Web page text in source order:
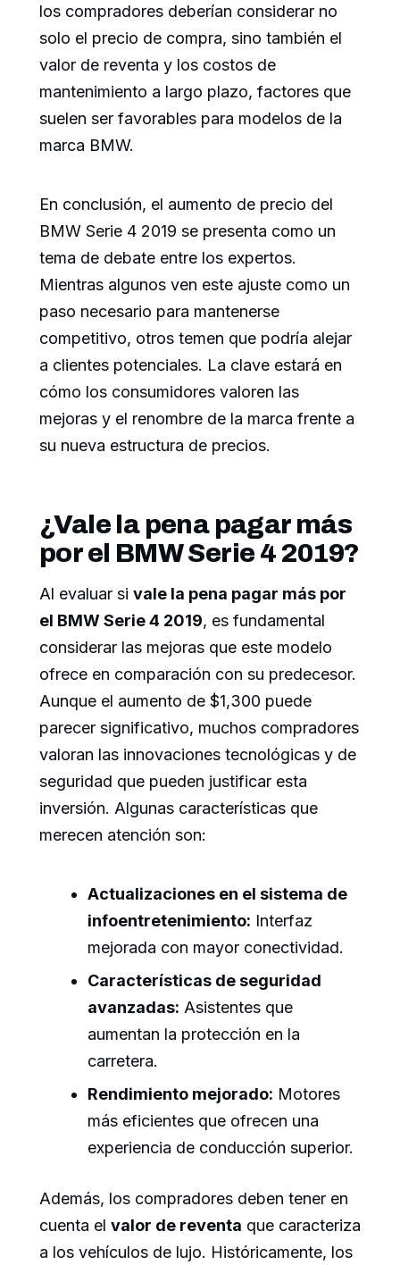
los compradores deberían considerar no
solo el precio de compra, sino también el
valor de reventa y los costos de
mantenimiento a largo plazo, factores que
suelen ser favorables para modelos de la
marca BMW.
En conclusión, el aumento de precio del
BMW Serie 4 2019 se presenta como un
tema de debate entre los expertos.
Mientras algunos ven este ajuste como un
paso necesario para mantenerse
competitivo, otros temen que podría alejar
a clientes potenciales. La clave estará en
cómo los consumidores valoren las
mejoras y el renombre de la marca frente a
su nueva estructura de precios.
¿Vale la pena pagar más
por el BMW Serie 4 2019?
Al evaluar si vale la pena pagar más por
el BMW Serie 4 2019, es fundamental
considerar las mejoras que este modelo
ofrece en comparación con su predecesor.
Aunque el aumento de $1,300 puede
parecer significativo, muchos compradores
valoran las innovaciones tecnológicas y de
seguridad que pueden justificar esta
inversión. Algunas características que
merecen atención son:
Actualizaciones en el sistema de
infoentretenimiento: Interfaz
mejorada con mayor conectividad.
Características de seguridad
avanzadas: Asistentes que
aumentan la protección en la
carretera.
Rendimiento mejorado: Motores
más eficientes que ofrecen una
experiencia de conducción superior.
Además, los compradores deben tener en
cuenta el valor de reventa que caracteriza
a los vehículos de lujo. Históricamente, los